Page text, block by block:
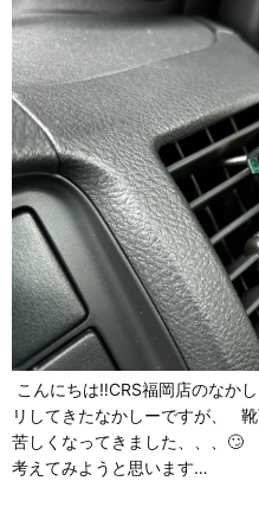
こんにちは‼CRS福岡店のなか
リしてきたなかしーですが、
苦しくなってきました、、、🙄
考えてみようと思います…